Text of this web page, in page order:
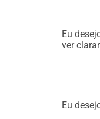
Eu
ver
Eu